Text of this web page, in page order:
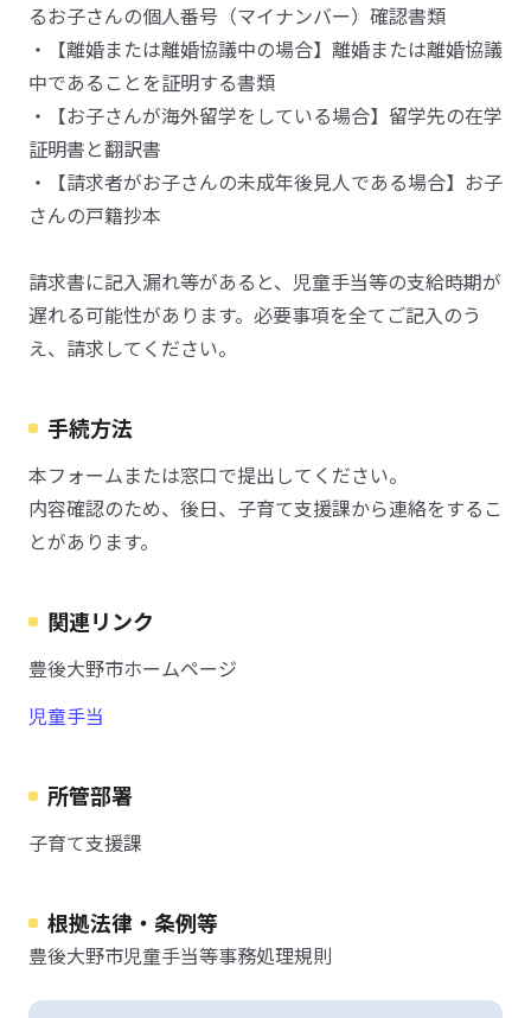
るお子さんの個人番号（マイナンバー）確認書類
・【離婚または離婚協議中の場合】離婚または離婚協議
中であることを証明する書類
・【お子さんが海外留学をしている場合】留学先の在学
証明書と翻訳書
・【請求者がお子さんの未成年後見人である場合】お子
さんの戸籍抄本
請求書に記入漏れ等があると、児童手当等の支給時期が
遅れる可能性があります。必要事項を全てご記入のう
え、請求してください。
手続方法
本フォームまたは窓口で提出してください。
内容確認のため、後日、子育て支援課から連絡をするこ
とがあります。
関連リンク
豊後大野市ホームページ
児童手当
所管部署
子育て支援課
根拠法律・条例等
豊後大野市児童手当等事務処理規則